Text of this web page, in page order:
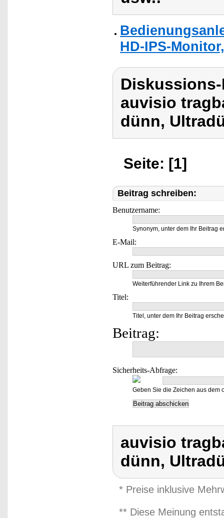
HD-IPS-
auvisio
dünn,
Seite: [1]
Beitrag schreiben:
Benutzername:
Synonym, unter dem Ihr Beitrag
E-Mail:
URL zum Beitrag:
Weiterführender Link zu Ihrem
Titel:
Titel, unter dem Ihr Beitrag
Beitrag:
Sicherheits-Abfrage:
Geben Sie die Zeichen aus dem
auvisio
dünn,
* Preise inklusive
** Diese Meinung